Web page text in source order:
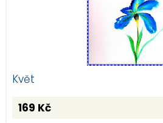
Květ
169 Kč